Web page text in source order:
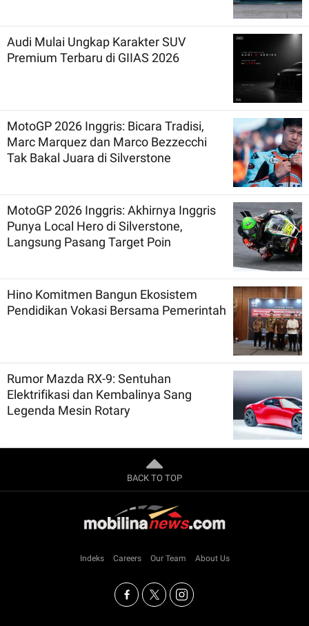
Audi Mulai Ungkap Karakter SUV
Premium Terbaru di GIIAS 2026
MotoGP 2026 Inggris: Bicara Tradisi,
Marc Marquez dan Marco Bezzecchi
Tak Bakal Juara di Silverstone
MotoGP 2026 Inggris: Akhirnya Inggris
Punya Local Hero di Silverstone,
Langsung Pasang Target Poin
Hino Komitmen Bangun Ekosistem
Pendidikan Vokasi Bersama Pemerintah
Rumor Mazda RX-9: Sentuhan
Elektrifikasi dan Kembalinya Sang
Legenda Mesin Rotary
BACK TO TOP
Indeks Careers Our Team About Us